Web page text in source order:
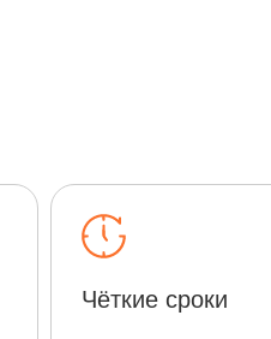
Чёткие сроки